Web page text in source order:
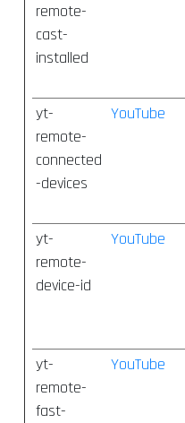
remote-
cast-
installed
yt-
remote-
connected
-devices
YouTube
yt-
remote-
device-id
YouTube
yt-
remote-
fast-
YouTube